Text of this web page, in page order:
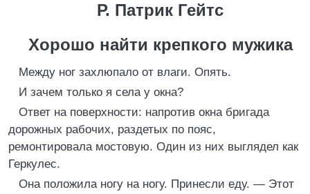
Р. Патрик Гейтс
Хорошо найти крепкого мужика
Между ног захлюпало от влаги. Опять.
И зачем только я села у окна?
Ответ на поверхности: напротив окна бригада
дорожных рабочих, раздетых по пояс,
ремонтировала мостовую. Один из них выглядел как
Геркулес.
Она положила ногу на ногу. Принесли еду. — Этот